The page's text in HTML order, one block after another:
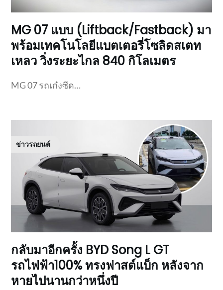
MG 07 แบบ (Liftback/Fastback) มา
พร้อมเทคโนโลยีแบตเตอรี่โซลิดสเตท
เหลว วิ่งระยะไกล 840 กิโลเมตร
MG 07 รถเก๋งซีด…
ข่าวรถยนต์
กลับมาอีกครั้ง BYD Song L GT
รถไฟฟ้า100% ทรงฟาสต์แบ็ก หลังจาก
หายไปนานกว่าหนึ่งปี